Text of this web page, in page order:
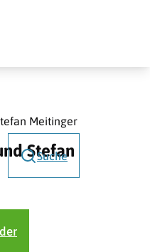
Suche
Meitinger
Stefan